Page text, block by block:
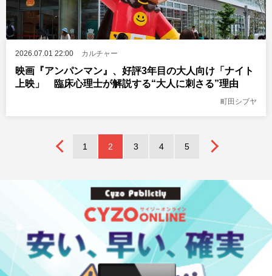
2026.07.01 22:00 カルチャー
映画『アンパンマン』、好評3年目の大人向け「ナイト
上映」 臨床心理士が解説する“大人に刺さる”理由
町田シブヤ
1 2 3 4 5